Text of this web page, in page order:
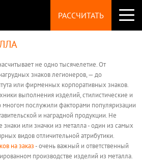
РАССЧИТАТЬ
не одно тысячелетие. От
знаков легионеров, — до
или фирменных корпоративных знаков.
выполнения изделий, стилистические и
многом послужили факторами популяризации
и наградной продукции. Не
знаки или значки из металла - один из самых
видов отличительной атрибутики.
на заказ- очень важный и ответственный
производстве изделий из металла.